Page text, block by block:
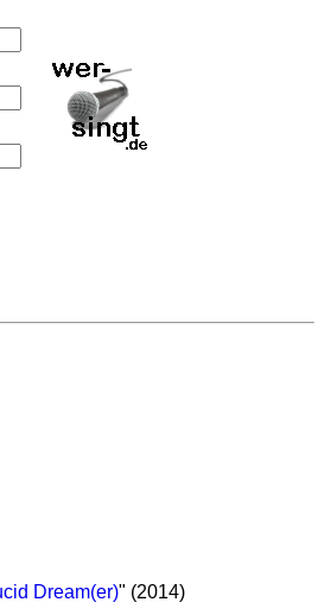
Dream(er)" (2014)